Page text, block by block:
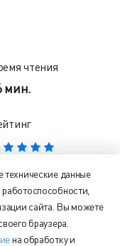
чтения
мин.
в
технические данные
сайта. Вы можете
браузера.
на обработку и